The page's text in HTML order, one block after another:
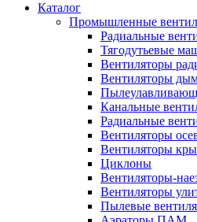
Каталог
Промышленные
Радиальные
Тягодутьевые
Вентиляторы
Вентиляторы
Канальные
Радиальные
Вентиляторы
Вентиляторы
Циклоны
Вентиляторы-
Вентиляторы
Пылевые